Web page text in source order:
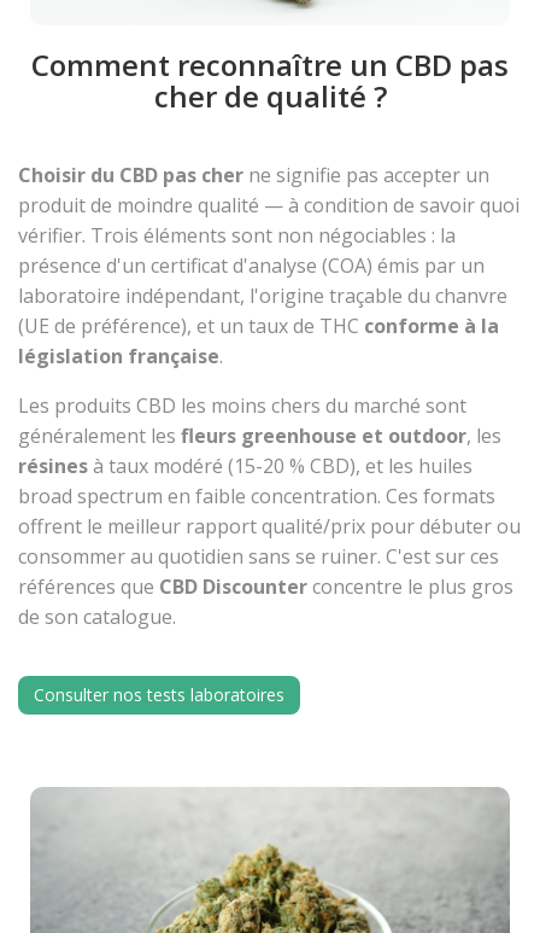
Comment reconnaître un CBD pas
cher de qualité ?
Choisir du CBD pas cher ne signifie pas accepter un
produit de moindre qualité — à condition de savoir quoi
vérifier. Trois éléments sont non négociables : la
présence d'un certificat d'analyse (COA) émis par un
laboratoire indépendant, l'origine traçable du chanvre
(UE de préférence), et un taux de THC conforme à la
législation française.
Les produits CBD les moins chers du marché sont
généralement les fleurs greenhouse et outdoor, les
résinesà taux modéré (15-20 % CBD), et les huiles
broad spectrum en faible concentration. Ces formats
offrent le meilleur rapport qualité/prix pour débuter ou
consommer au quotidien sans se ruiner. C'est sur ces
références que CBD Discounterconcentre le plus gros
de son catalogue.
Consulter nos tests laboratoires